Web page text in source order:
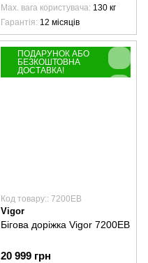
Max. вага користувача 130 кг
Гарантія 12 місяців
ПОДАРУНОК АБО
БЕЗКОШТОВНА
ДОСТАВКА!
Код товару:: 7200EB
Vigor
Бігова доріжка Vigor 7200EB
20 999 грн